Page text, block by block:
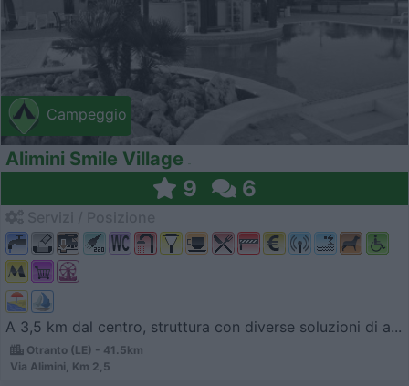
Campeggio
Alimini Smile Village
9 6
A 3,5 km dal centro, struttura con diverse soluzioni di a...
Otranto (LE) - 41.5km
Via Alimini, Km 2,5